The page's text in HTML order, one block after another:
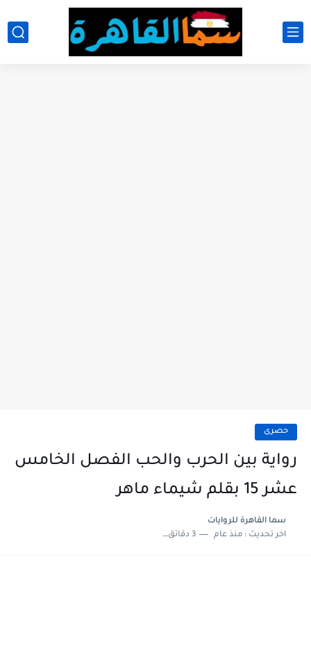
حصرى
رواية بين الحرب والحب الفصل الخامس
عشر 15 بقلم شيماء ماهر
سما القاهرة للروايات
اخر تحديث :منذ عام 3 دقائق للقراءة